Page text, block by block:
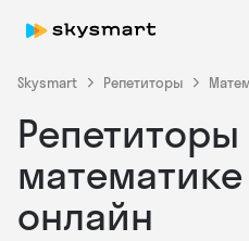
Skysmart Репетиторы
Репетиторы
онлайн